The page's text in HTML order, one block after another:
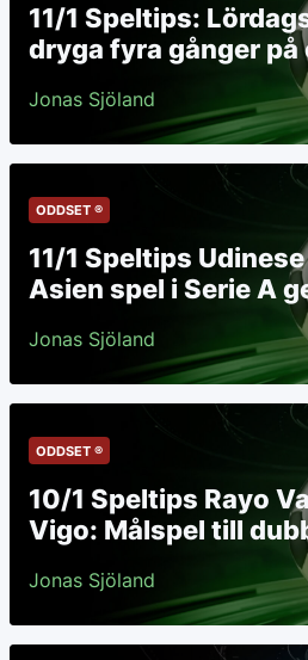
11/1 Speltips:
dryga fyra gånger på
Jonas Sjöland
ODDSET ®
11/1 Speltips
Asien spel i Serie A
Jonas Sjöland
ODDSET ®
10/1 Speltips Rayo
Vigo: Målspel till
Jonas Sjöland